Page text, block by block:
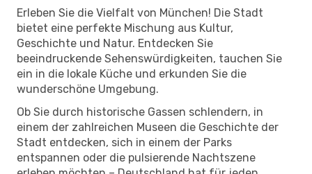
Erleben Sie die Vielfalt von München! Die Stadt
bietet eine perfekte Mischung aus Kultur,
Geschichte und Natur. Entdecken Sie
beeindruckende Sehenswürdigkeiten, tauchen Sie
ein in die lokale Küche und erkunden Sie die
wunderschöne Umgebung.
Ob Sie durch historische Gassen schlendern, in
einem der zahlreichen Museen die Geschichte der
Stadt entdecken, sich in einem der Parks
entspannen oder die pulsierende Nachtszene